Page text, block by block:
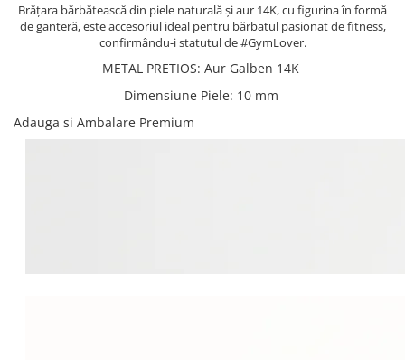
Brățara bărbătească din piele naturală și aur 14K, cu figurina în formă
de ganteră, este accesoriul ideal pentru bărbatul pasionat de fitness,
confirmându-i statutul de #GymLover.
METAL PRETIOS: Aur Galben 14K
Dimensiune Piele: 10 mm
Adauga si Ambalare Premium